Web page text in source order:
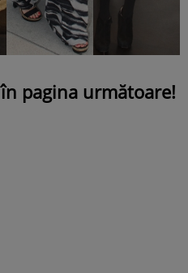
pagina următoare!